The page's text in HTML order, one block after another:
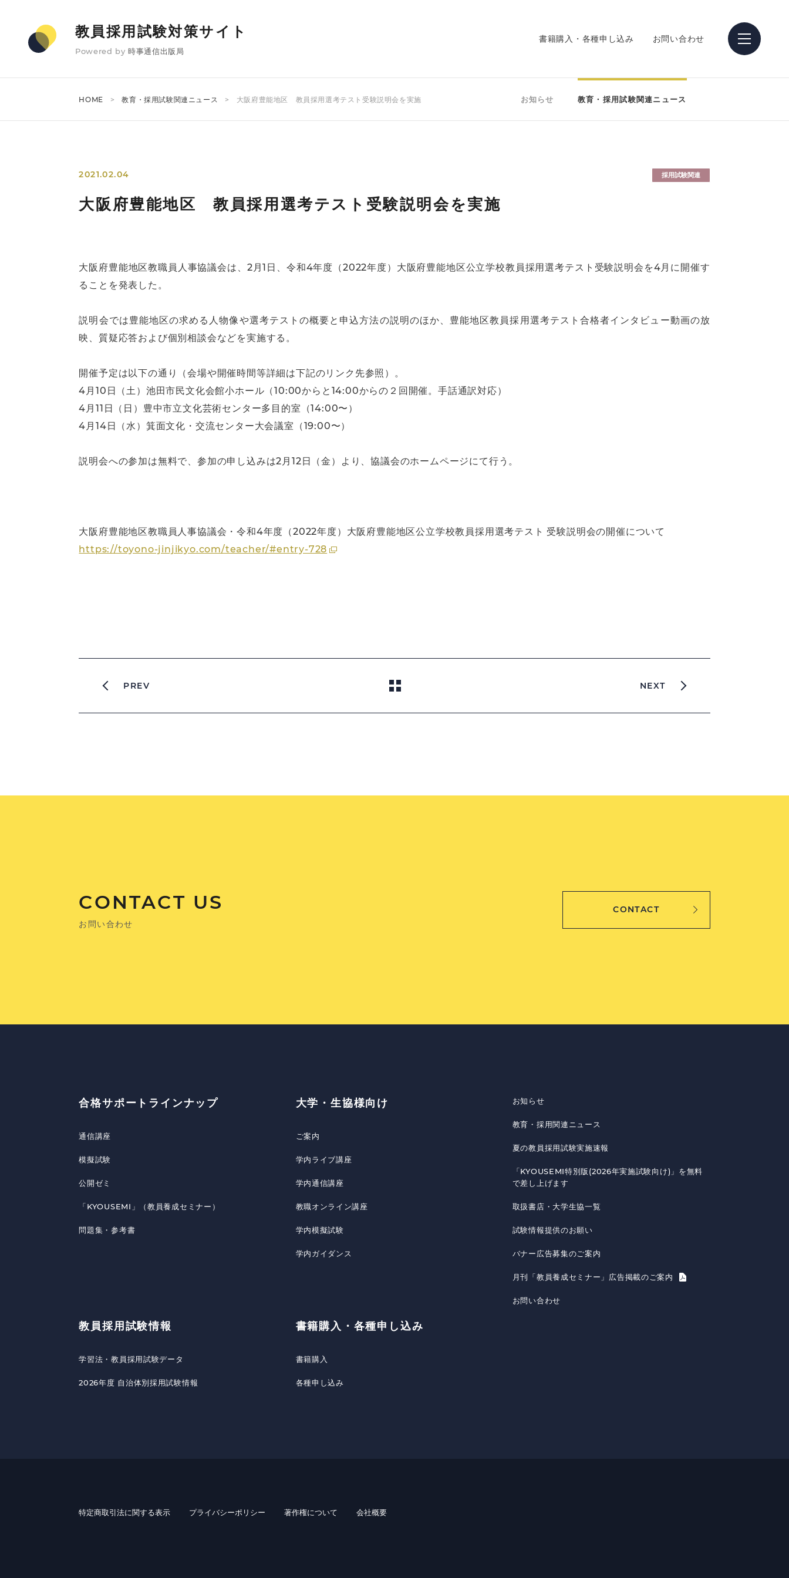
教員採用試験対策サイト
Powered by 時事通信出版局
書籍購入・各種申し込み お問い合わせ
HOME 教育・採用試験関連ニュース 大阪府豊能地区 教員採用選考テスト受験説明会を実施 お知らせ 教育・採用試験関連ニュース
2021.02.04 採用試験関連
大阪府豊能地区 教員採用選考テスト受験説明会を実施
大阪府豊能地区教職員人事協議会は、2月1日、令和4年度（2022年度）大阪府豊能地区公立学校教員採用選考テスト受験説明会を4月に開催す
ることを発表した。
説明会では豊能地区の求める人物像や選考テストの概要と申込方法の説明のほか、豊能地区教員採用選考テスト合格者インタビュー動画の放
映、質疑応答および個別相談会などを実施する。
開催予定は以下の通り（会場や開催時間等詳細は下記のリンク先参照）。
4月10日（土）池田市民文化会館小ホール（10:00からと14:00からの２回開催。手話通訳対応）
4月11日（日）豊中市立文化芸術センター多目的室（14:00〜）
4月14日（水）箕面文化・交流センター大会議室（19:00〜）
説明会への参加は無料で、参加の申し込みは2月12日（金）より、協議会のホームページにて行う。
大阪府豊能地区教職員人事協議会・令和4年度（2022年度）大阪府豊能地区公立学校教員採用選考テスト 受験説明会の開催について
https://toyono-jinjikyo.com/teacher/#entry-728
PREV NEXT
CONTACT US
お問い合わせ
CONTACT
合格サポートラインナップ
通信講座
模擬試験
公開ゼミ
「KYOUSEMI」（教員養成セミナー）
問題集・参考書
教員採用試験情報
学習法・教員採用試験データ
2026年度 自治体別採用試験情報
大学・生協様向け
ご案内
学内ライブ講座
学内通信講座
教職オンライン講座
学内模擬試験
学内ガイダンス
書籍購入・各種申し込み
書籍購入
各種申し込み
お知らせ
教育・採用関連ニュース
夏の教員採用試験実施速報
「KYOUSEMI特別版(2026年実施試験向け)」を無料
で差し上げます
取扱書店・大学生協一覧
試験情報提供のお願い
バナー広告募集のご案内
月刊「教員養成セミナー」広告掲載のご案内
お問い合わせ
特定商取引法に関する表示 プライバシーポリシー 著作権について 会社概要